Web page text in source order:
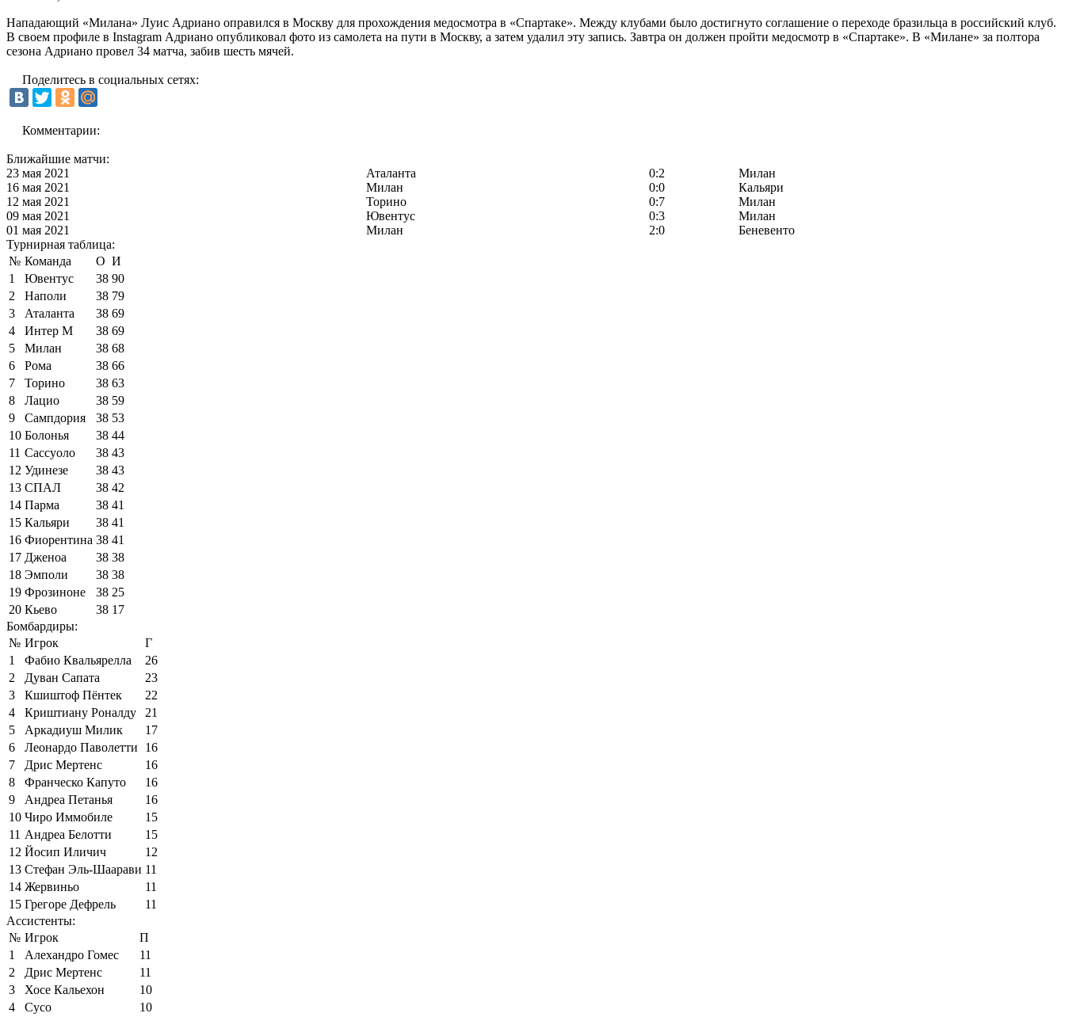
Нападающий «Милана» Луис Адриано оправился в Москву для прохождения медосмотра в «Спартаке». Между клубами было достигнуто соглашение о переходе бразильца в российский клуб.
В своем профиле в Instagram Адриано опубликовал фото из самолета на пути в Москву, а затем удалил эту запись. Завтра он должен пройти медосмотр в «Спартаке». В «Милане» за полтора
сезона Адриано провел 34 матча, забив шесть мячей.
Поделитесь в социальных сетях:
Комментарии:
Ближайшие матчи:
23 мая 2021
Аталанта 0:2
Милан
16 мая 2021
Милан 0:0
Кальяри
12 мая 2021
Торино 0:7
Милан
09 мая 2021
Ювентус 0:3
Милан
01 мая 2021
Милан 2:0
Беневенто
Турнирная таблица:
№ Команда О И
1
Ювентус 38 90
2
Наполи 38 79
3
Аталанта 38 69
4
Интер М 38 69
5
Милан 38 68
6
Рома 38 66
7
Торино 38 63
8
Лацио 38 59
9
Сампдория 38 53
10 Болонья 38 44
11 Сассуоло 38 43
12 Удинезе 38 43
13 СПАЛ 38 42
14 Парма 38 41
15 Кальяри 38 41
16 Фиорентина 38 41
17 Дженоа 38 38
18 Эмполи 38 38
19 Фрозиноне 38 25
20 Кьево 38 17
Бомбардиры:
№ Игрок
Г
1
Фабио Квальярелла
26
2
Дуван Сапата
23
3
Кшиштоф Пёнтек
22
4
Криштиану Роналду
21
5
Аркадиуш Милик
17
6
Леонардо Паволетти
16
7
Дрис Мертенс
16
8
Франческо Капуто
16
9
Андреа Петанья
16
10 Чиро Иммобиле
15
11 Андреа Белотти
15
12 Йосип Иличич
12
13 Стефан Эль-Шаарави 11
14 Жервиньо
11
15 Грегоре Дефрель
11
Ассистенты:
№ Игрок
П
1
Алехандро Гомес
11
2
Дрис Мертенс
11
3
Хосе Кальехон
10
4
Сусо
10